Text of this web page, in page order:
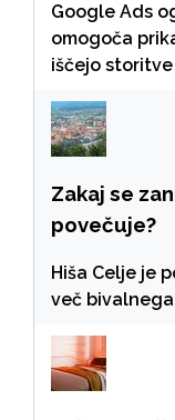
Google Ads
omogoča
iščejo
Zakaj se
povečuje?
Hiša Celje je
več